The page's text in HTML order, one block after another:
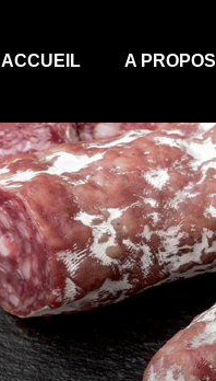
ACCUEIL A PROPOS